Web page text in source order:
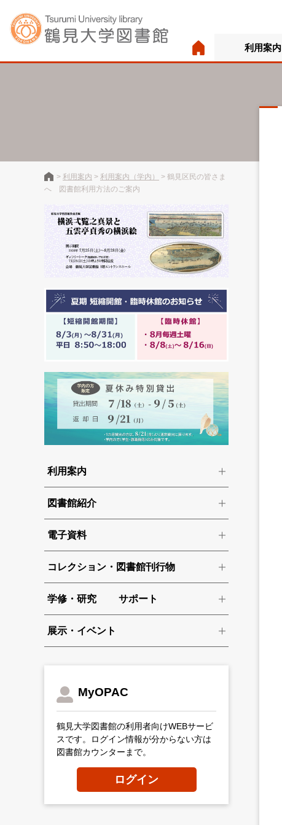
利用案内
> 利用案内 > 利用案内（学内） > 鶴見区民の皆さま
へ 図書館利用方法のご案内
利用案内
図書館紹介
電子資料
コレクション・図書館刊行物
学修・研究 サポート
展示・イベント
MyOPAC
鶴見大学図書館の利用者向けWEBサービ
スです。ログイン情報が分からない方は
図書館カウンターまで。
ログイン